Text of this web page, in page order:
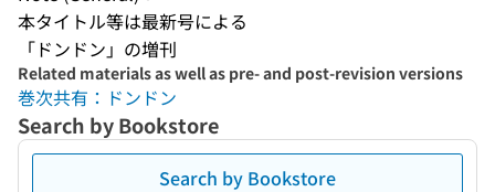
本タイトル等は最新号による
「ドンドン」の増刊
Related materials as well as pre- and post-revision versions
巻次共有：ドンドン
Search by Bookstore
Search by Bookstore